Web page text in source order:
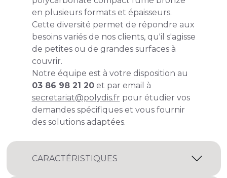
en plusieurs formats et épaisseurs.
Cette diversité permet de répondre aux
besoins variés de nos clients, qu'il s'agisse
de petites ou de grandes surfaces à
couvrir.
Notre équipe est à votre disposition au
03 86 98 21 20et par email à
secretariat@polydis.fr pour étudier vos
demandes spécifiques et vous fournir
des solutions adaptées.
CARACTÉRISTIQUES